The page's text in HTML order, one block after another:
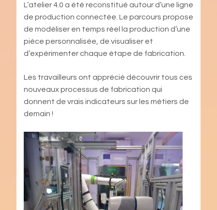
L’atelier 4.0 a été reconstitué autour d’une ligne
de production connectée. Le parcours propose
de modéliser en temps réel la production d’une
pièce personnalisée, de visualiser et
d’expérimenter chaque étape de fabrication.
Les travailleurs ont apprécié découvrir tous ces
nouveaux processus de fabrication qui
donnent de vrais indicateurs sur les métiers de
demain !